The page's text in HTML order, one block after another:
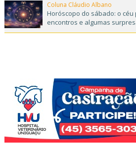
Coluna Cláudio Albano
Horóscopo do sábado: o
encontros e algumas